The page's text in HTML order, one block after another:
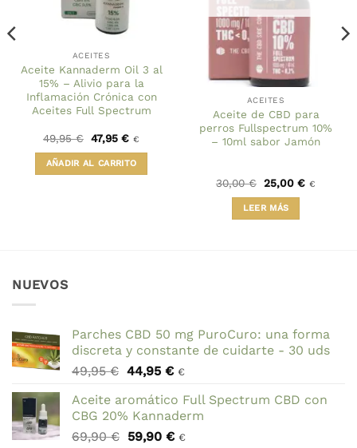
ACEITES
Aceite Kannaderm Oil 3 al
15% – Alivio para la
Inflamación Crónica con
Aceites Full Spectrum
49,95€ El
precio
original
era:
49,95 €.
47,95€El
actual
es:
47,95 €.
€
AÑADIR AL CARRITO
ACEITES
Aceite de CBD para
perros Fullspectrum 10%
– 10ml sabor Jamón
30,00€ El
precio
original
era:
30,00 €.
25,00€El
€
LEER MÁS
NUEVOS
Parches CBD 50 mg PuroCuro: una forma
discreta y constante de cuidarte - 30 uds
49,95€ El
original
era:
49,95 €.
44,95 €El
actual
es:
44,95 €.
€
Aceite aromático Full Spectrum CBD con
CBG 20% Kannaderm
69,90€ El
59,90 €El
€